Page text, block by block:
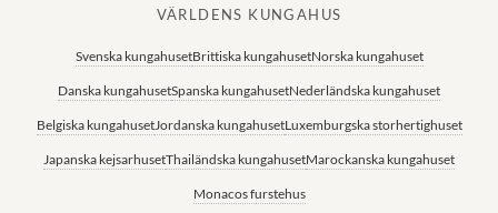
VÄRLDENS KUNGAHUS
Svenska kungahusetBrittiska kungahusetNorska kungahuset
Danska kungahusetSpanska kungahusetNederländska kungahuset
Belgiska kungahusetJordanska kungahusetLuxemburgska storhertighuset
Japanska kejsarhusetThailändska kungahusetMarockanska kungahuset
Monacos furstehus